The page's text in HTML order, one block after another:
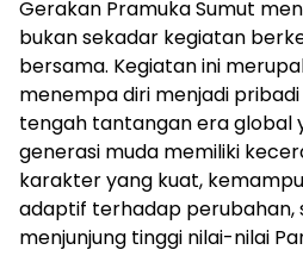
Gerakan Pramuka Sumut
bukan sekadar kegiatan
bersama. Kegiatan ini
menempa diri menjadi
tengah tantangan era global
generasi muda memiliki
karakter yang kuat,
adaptif terhadap
menjunjung tinggi nilai-nilai